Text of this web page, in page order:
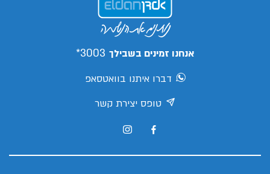
אנחנו זמינים בשבילך 3003*
דברו איתנו בוואטסאפ
טופס יצירת קשר